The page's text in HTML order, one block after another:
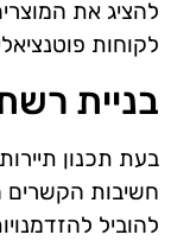
להציג את
לקוחות
בניית
בעת תכנון
חשיבות הקשרים
להוביל